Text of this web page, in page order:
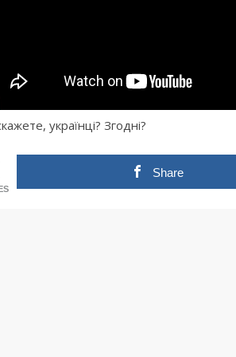
українці? Згодні?
Share